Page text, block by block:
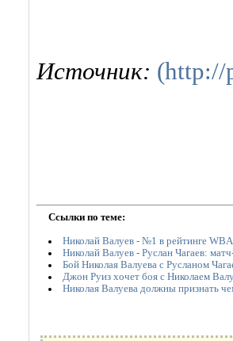
Источник: (http://
Ссылки по теме:
Николай Валуев - №1 в рейтинге WBA
Николай Валуев - Руслан Чагаев:
Бой Николая Валуева с Русланом
Джон Руиз хочет боя с Николаем
Николая Валуева должны признать